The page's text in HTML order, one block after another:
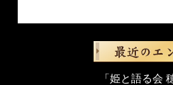
「姫と語る会